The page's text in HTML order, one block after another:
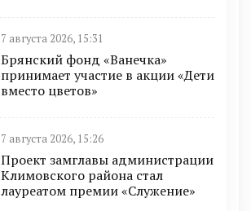
7 августа 2026, 15:31
Брянский фонд «Ванечка»
принимает участие в акции «Дети
вместо цветов»
7 августа 2026, 15:26
Проект замглавы администрации
Климовского района стал
лауреатом премии «Служение»